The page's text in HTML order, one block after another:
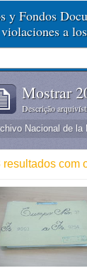
y Fondos
a
Mostrar
Descrição
Nacional de la
resultados com